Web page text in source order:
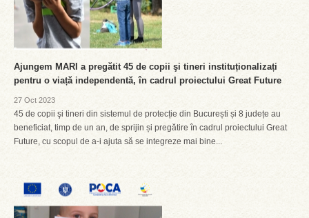
Ajungem MARI a pregătit 45 de copii şi tineri instituționalizați
pentru o viață independentă, în cadrul proiectului Great Future
27 Oct 2023
45 de copii şi tineri din sistemul de protecție din București și 8 județe au
beneficiat, timp de un an, de sprijin și pregătire în cadrul proiectului Great
Future, cu scopul de a-i ajuta să se integreze mai bine...